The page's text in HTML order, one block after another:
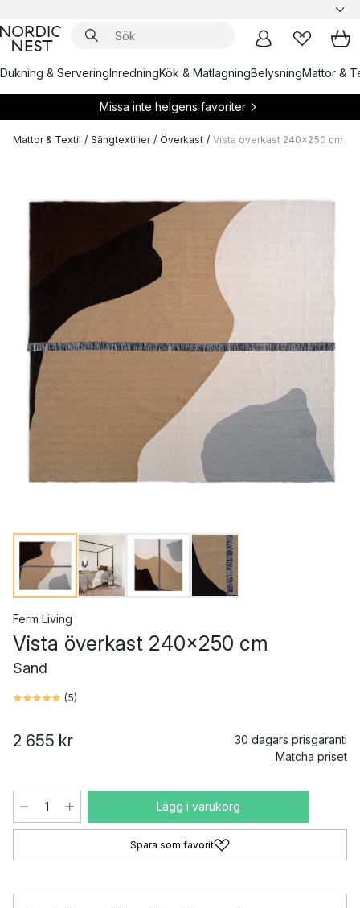
Dukning & ServeringInredningKök & MatlagningBelysningMattor &
Missa inte helgens favoriter
Mattor & Textil / Sängtextilier / Överkast / Vista överkast 240x250 cm
Ferm Living
Vista överkast 240x250 cm
Sand
(5)
2 655 kr
30 dagars prisgaranti
Matcha priset
Lägg i varukorg
Spara som favorit